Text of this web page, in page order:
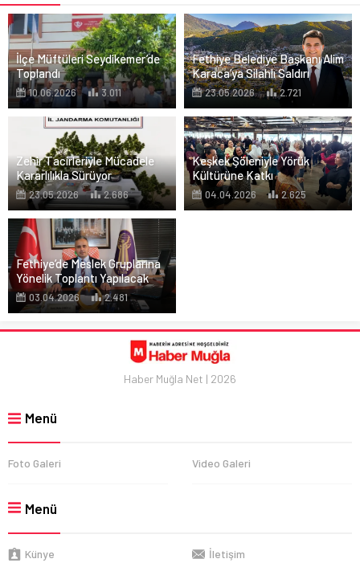
İlçe Müftüleri Seydikemer’de
Toplandı
10.06.2026 3.011
Fethiye Belediye Başkanı Alim
Karaca’ya Silahlı Saldırı
23.05.2026 2.721
Zehir Tacirleriyle Mücadele
Kararlılıkla Sürüyor
23.05.2026 2.686
Keşkek Şöleniyle Yörük
Kültürüne Katkı
04.04.2026 2.625
Fethiye’de Meslek Gruplarına
Yönelik Toplantı Yapılacak
03.04.2026 2.481
Haber Muğla Net | 2026
Menü
Foto Galeri Video Galeri
Menü
Künye İletişim